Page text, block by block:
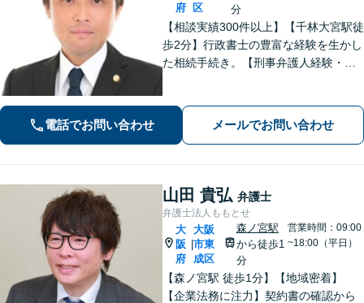
府 区
分
【相談実績300件以上】【千林大宮駅徒
歩2分】行政書士の豊富な経験を生かし
た相続手続き。【刑事弁護人経験・示
を残す債務整理のノウハウ多数。不動
産業者とも連携。
電話でお問い合わせ メールでお問い合わせ
山田 貴弘 弁護士
弁護士法人ももとせ
大
阪
府
大阪
市東
成区
森ノ宮駅
から徒歩1
分
営業時間：09:00
~18:00（平日）
【森ノ宮駅 徒歩1分】【地域密着】
【企業法務に注力】契約書の確認から